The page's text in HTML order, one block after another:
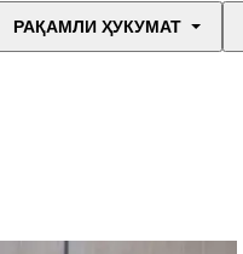
РАҚАМЛИ ҲУКУМАТ